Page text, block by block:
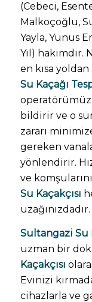
(Cebeci,
Malkoçoğlu,
Yayla, Yunus
Yıl) hakimdir.
en kısa yoldan
Su Kaçağı
operatörümüz
bildirir ve o
zararı
gereken
yönlendirir.
ve
Su Kaçakçısı
uzağınızdadır.
Sultangazi Su
uzman bir
Kaçakçısı
Evinizi
cihazlarla ve